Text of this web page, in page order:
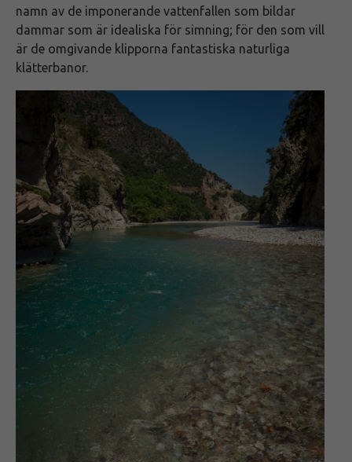
namn av de imponerande vattenfallen som bildar
dammar som är idealiska för simning; för den som vill
är de omgivande klipporna fantastiska naturliga
klätterbanor.